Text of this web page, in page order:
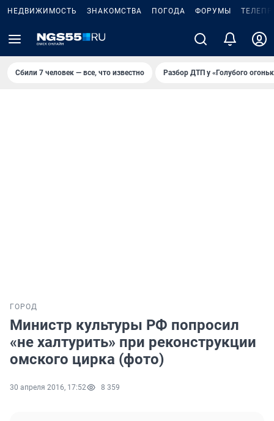
НЕДВИЖИМОСТЬ ЗНАКОМСТВА ПОГОДА ФОРУМЫ
Сбили 7 человек — все, что известно Разбор ДТП у «Голубого
ГОРОД
Министр культуры РФ попросил
«не халтурить» при реконструкции
омского цирка (фото)
30 апреля 2016, 17:52 8 359